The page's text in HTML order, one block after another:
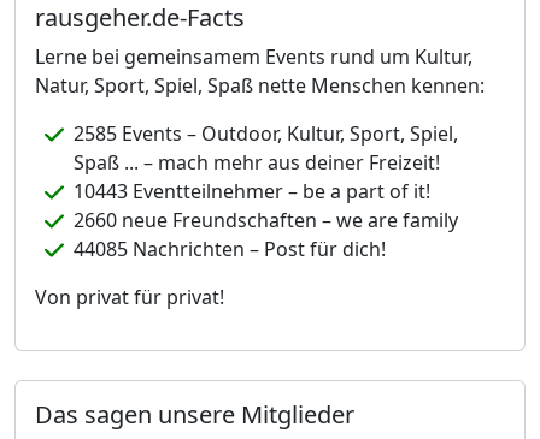
rausgeher.de-Facts
Lerne bei gemeinsamem Events rund um Kultur,
Natur, Sport, Spiel, Spaß nette Menschen kennen:
2585 Events – Outdoor, Kultur, Sport, Spiel,
Spaß ... – mach mehr aus deiner Freizeit!
10443 Eventteilnehmer – be a part of it!
2660 neue Freundschaften – we are family
44085 Nachrichten – Post für dich!
Von privat für privat!
Das sagen unsere Mitglieder